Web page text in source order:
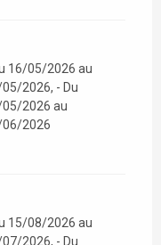
16/05/2026 au
2026, - Du
2026 au
2026
15/08/2026 au
2026, - Du